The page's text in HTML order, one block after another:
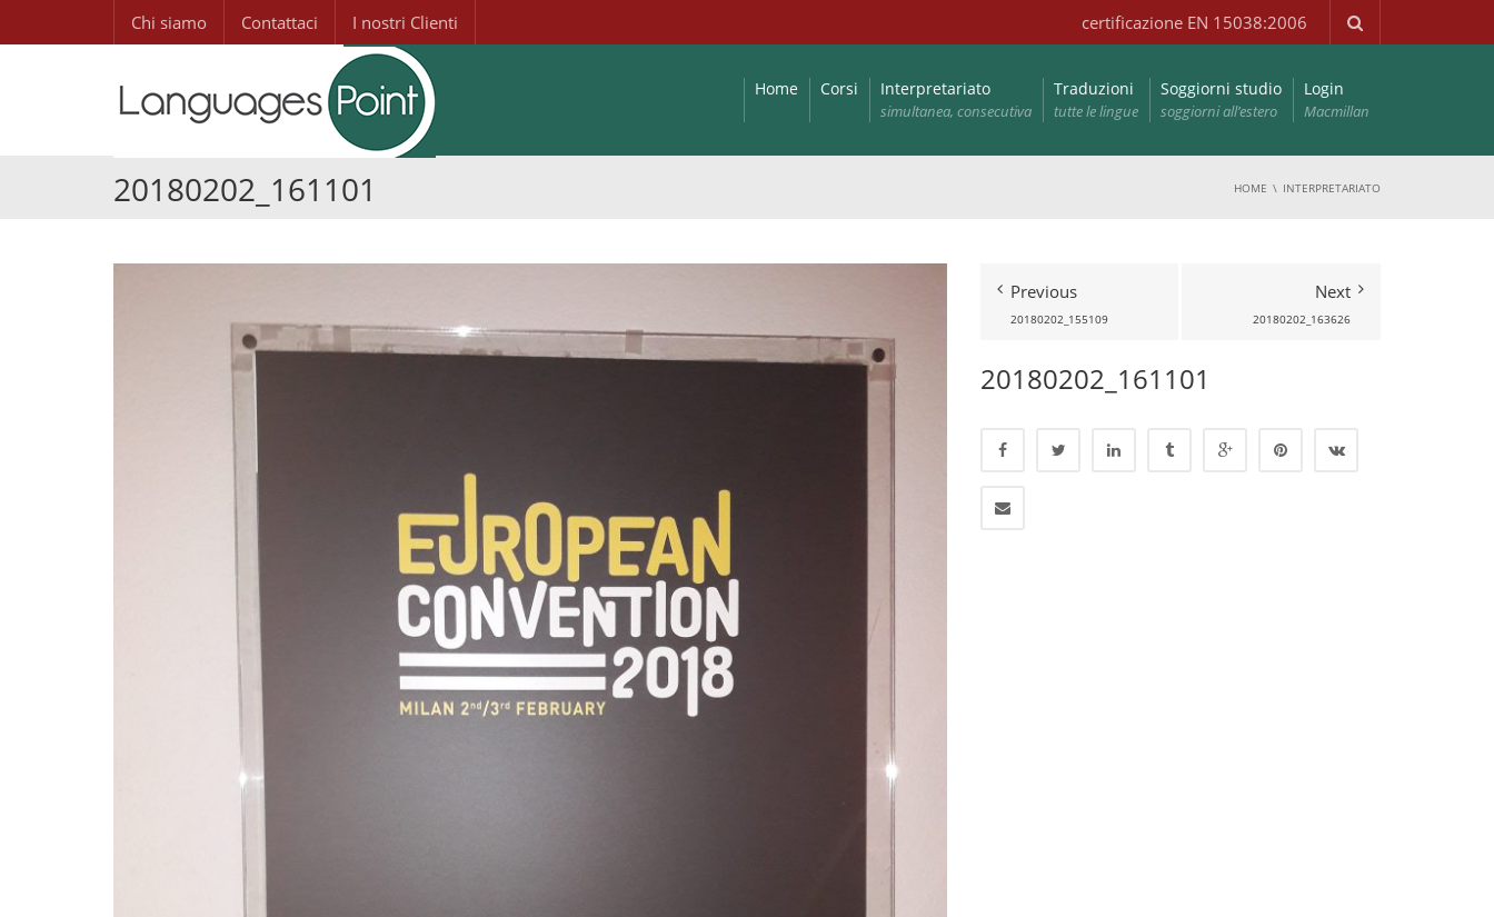
Chi siamo Contattaci I nostri Clienti certificazione EN 15038:2006
Home Corsi Interpretariato
simultanea, consecutiva
Traduzioni
tutte le lingue
Soggiorni studio
soggiorni all’estero
Login
Macmillan
20180202_161101 HOME INTERPRETARIATO
Previous
20180202_155109
Next
20180202_163626
20180202_161101